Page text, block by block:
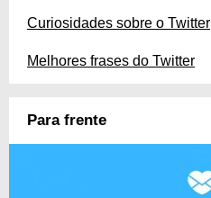
Curiosidades sobre o Twitter
Melhores frases do Twitter
Para frente